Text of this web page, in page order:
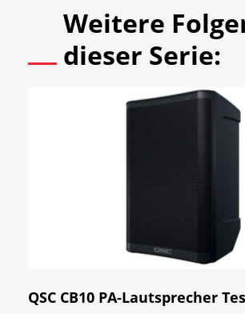
Weitere
dieser Serie:
QSC CB10 PA-Lautsprecher